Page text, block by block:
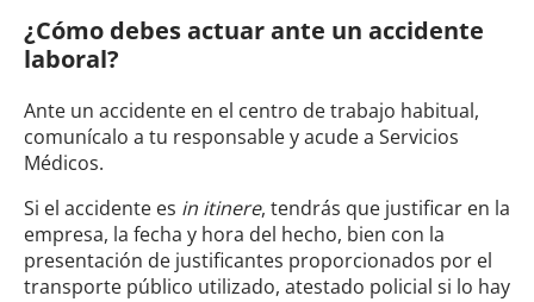
¿Cómo debes actuar ante un accidente
laboral?
Ante un accidente en el centro de trabajo habitual,
comunícalo a tu responsable y acude a Servicios
Médicos.
Si el accidente es in itinere, tendrás que justificar en la
empresa, la fecha y hora del hecho, bien con la
presentación de justificantes proporcionados por el
transporte público utilizado, atestado policial si lo hay